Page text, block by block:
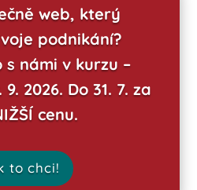
web, který
podnikání?
námi v kurzu –
2026. Do 31. 7. za
cenu.
to chci!